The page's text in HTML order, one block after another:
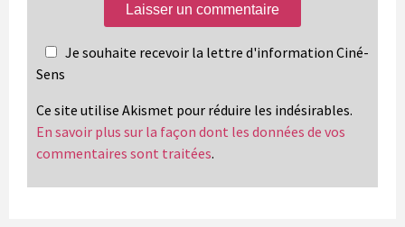
Je souhaite recevoir la lettre d'information Ciné-
Sens
Ce site utilise Akismet pour réduire les indésirables.
En savoir plus sur la façon dont les données de vos
commentaires sont traitées.